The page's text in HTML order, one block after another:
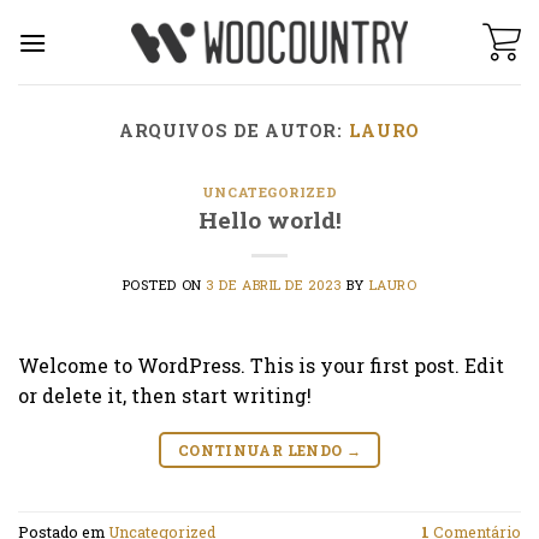
ARQUIVOS DE AUTOR: LAURO
UNCATEGORIZED
Hello world!
POSTED ON 3 DE ABRIL DE 2023 BY LAURO
Welcome to WordPress. This is your first post. Edit
or delete it, then start writing!
CONTINUAR LENDO →
Postado em Uncategorized 1 Comentário